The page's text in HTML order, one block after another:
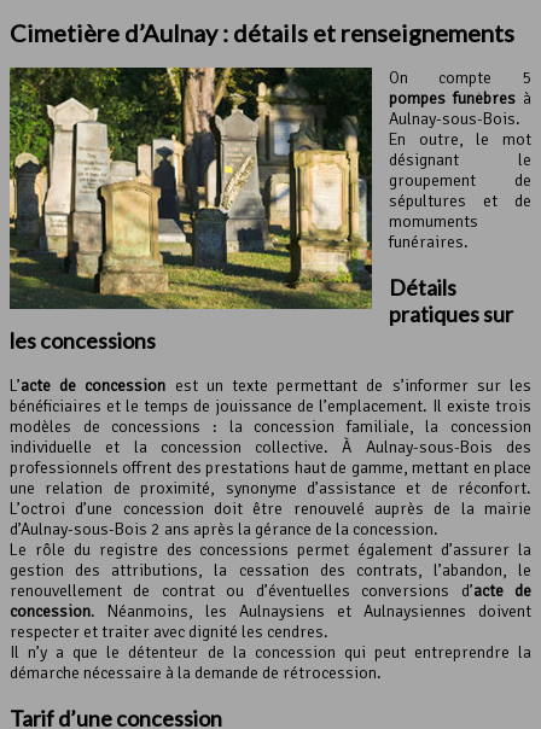
Cimetière d’Aulnay : détails et renseignements
On compte 5
pompes funèbres à
Aulnay-sous-Bois.
En outre, le mot
désignant le
groupement de
sépultures et de
momuments
funéraires.
Détails
pratiques sur
les concessions
L’acte de concession est un texte permettant de s’informer sur les
bénéficiaires et le temps de jouissance de l’emplacement. Il existe trois
modèles de concessions : la concession familiale, la concession
individuelle et la concession collective. À Aulnay-sous-Bois des
professionnels offrent des prestations haut de gamme, mettant en place
une relation de proximité, synonyme d’assistance et de réconfort.
L’octroi d’une concession doit être renouvelé auprès de la mairie
d’Aulnay-sous-Bois 2 ans après la gérance de la concession.
Le rôle du registre des concessions permet également d’assurer la
gestion des attributions, la cessation des contrats, l’abandon, le
renouvellement de contrat ou d’éventuelles conversions d’acte de
concession. Néanmoins, les Aulnaysiens et Aulnaysiennes doivent
respecter et traiter avec dignité les cendres.
Il n’y a que le détenteur de la concession qui peut entreprendre la
démarche nécessaire à la demande de rétrocession.
Tarif d’une concession